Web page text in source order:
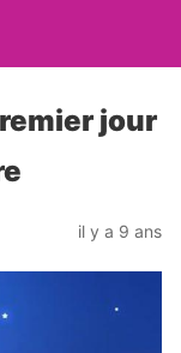
jour
il y a 9 ans